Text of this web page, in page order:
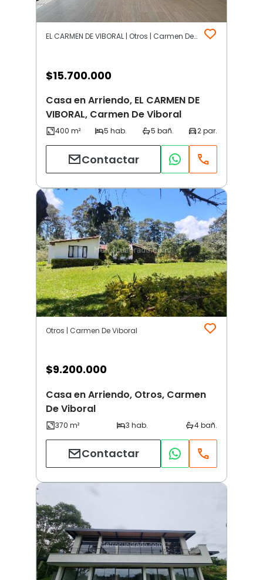
EL CARMEN DE VIBORAL | Otros | Carmen De Viboral
$15.700.000
Casa en Arriendo, EL CARMEN DE
VIBORAL, Carmen De Viboral
Contactar
Otros | Carmen De Viboral
$9.200.000
Casa en Arriendo, Otros, Carmen
De Viboral
Contactar